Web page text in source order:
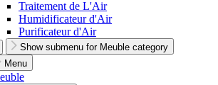
Traitement de L'Air
Humidificateur d'Air
Purificateur d'Air
Show submenu for Meuble category
Menu